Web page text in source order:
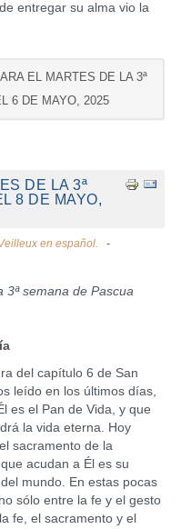
entregar su alma vio la
EL MARTES DE LA 3ª
6 DE MAYO, 2025
DE LA 3ª
8 DE MAYO,
en español.
3ª semana de Pascua
capítulo 6 de San
leído en los últimos días,
es el Pan de Vida, y que
la vida eterna. Hoy
sacramento de la
acudan a Él es su
mundo. En estas pocas
sólo entre la fe y el gesto
fe, el sacramento y el